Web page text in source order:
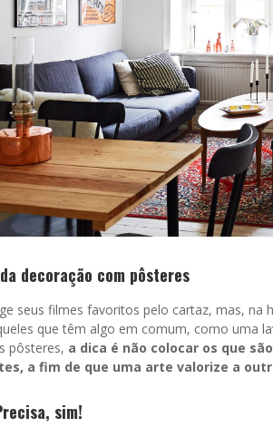
decoração com pôsteres
seus filmes favoritos pelo cartaz, mas, na
que têm algo em comum, como uma
pôsteres, a dica é não colocar os que
a fim de que uma arte valorize a
sim!